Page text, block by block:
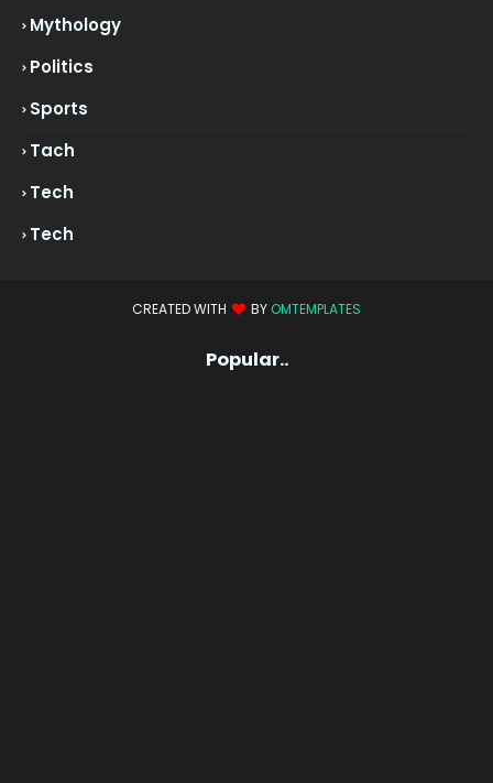
Mythology
Politics
Sports
Tach
Tech
Tech
CREATED WITH BY OMTEMPLATES
Popular..